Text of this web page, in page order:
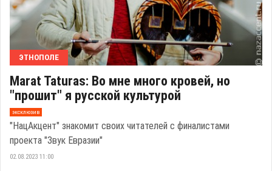
ЭТНОПОЛЕ
Marat Taturas: Во мне много кровей, но
"прошит" я русской культурой
эксклюзив
"НацАкцент" знакомит своих читателей с финалистами
проекта "Звук Евразии"
02.08.2023 11:00